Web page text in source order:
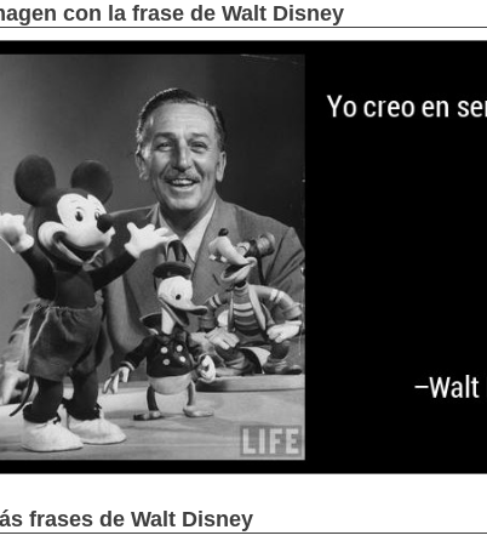
con la frase de Walt Disney
frases de Walt Disney